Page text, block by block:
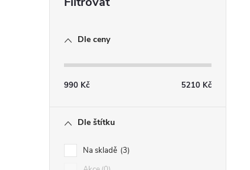
Dle ceny
990 Kč 5210 Kč
Dle štítku
Na skladě 3